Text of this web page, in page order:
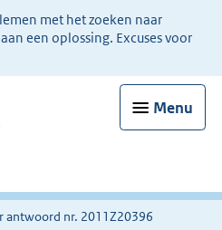
met het zoeken naar
een oplossing. Excuses voor
Menu
antwoord nr. 2011Z20396